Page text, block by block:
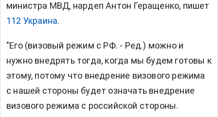
министра МВД, нардеп Антон Геращенко, пишет
112 Украина.
"Его (визовый режим с РФ. - Ред.) можно и
нужно внедрять тогда, когда мы будем готовы к
этому, потому что внедрение визового режима
с нашей стороны будет означать внедрение
визового режима с российской стороны.